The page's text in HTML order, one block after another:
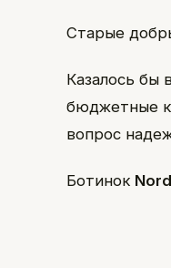
Cтарые
Казалось бы
бюджетные
вопрос
Ботинок